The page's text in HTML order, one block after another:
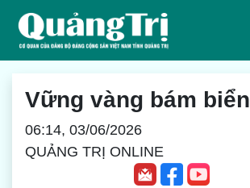
Vững vàng bám biển
06:14, 03/06/2026
QUẢNG TRỊ ONLINE